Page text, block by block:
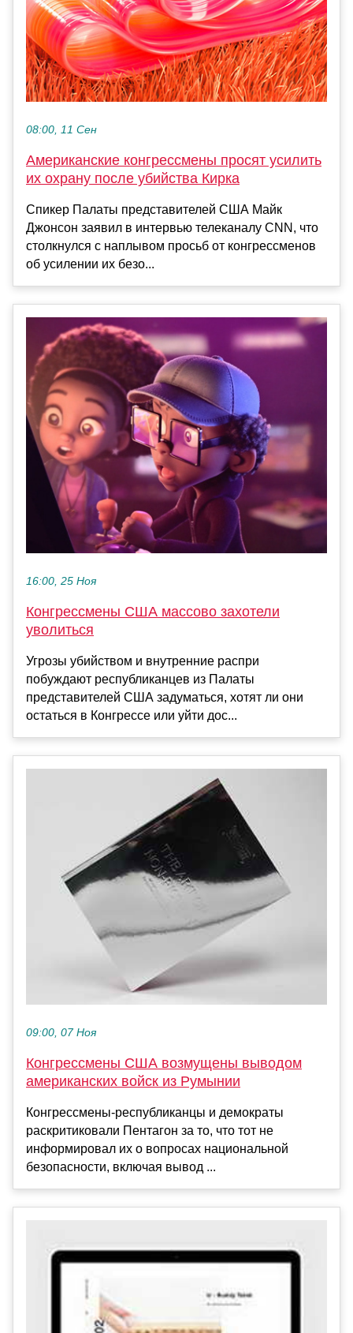
08:00, 11 Сен
Американские конгрессмены просят усилить
их охрану после убийства Кирка
Спикер Палаты представителей США Майк
Джонсон заявил в интервью телеканалу CNN, что
столкнулся с наплывом просьб от конгрессменов
об усилении их безо...
16:00, 25 Ноя
Конгрессмены США массово захотели
уволиться
Угрозы убийством и внутренние распри
побуждают республиканцев из Палаты
представителей США задуматься, хотят ли они
остаться в Конгрессе или уйти дос...
09:00, 07 Ноя
Конгрессмены США возмущены выводом
американских войск из Румынии
Конгрессмены-республиканцы и демократы
раскритиковали Пентагон за то, что тот не
информировал их о вопросах национальной
безопасности, включая вывод ...